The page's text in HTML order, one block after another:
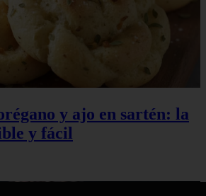
y ajo en sartén: la
y fácil